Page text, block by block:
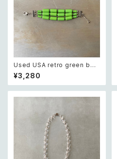
Used USA retro green bea
ds bracelet レトロ アメリカ
ユーズド アクセサリー グリーン
ビーズ 3連 ブレスレット
¥3,280